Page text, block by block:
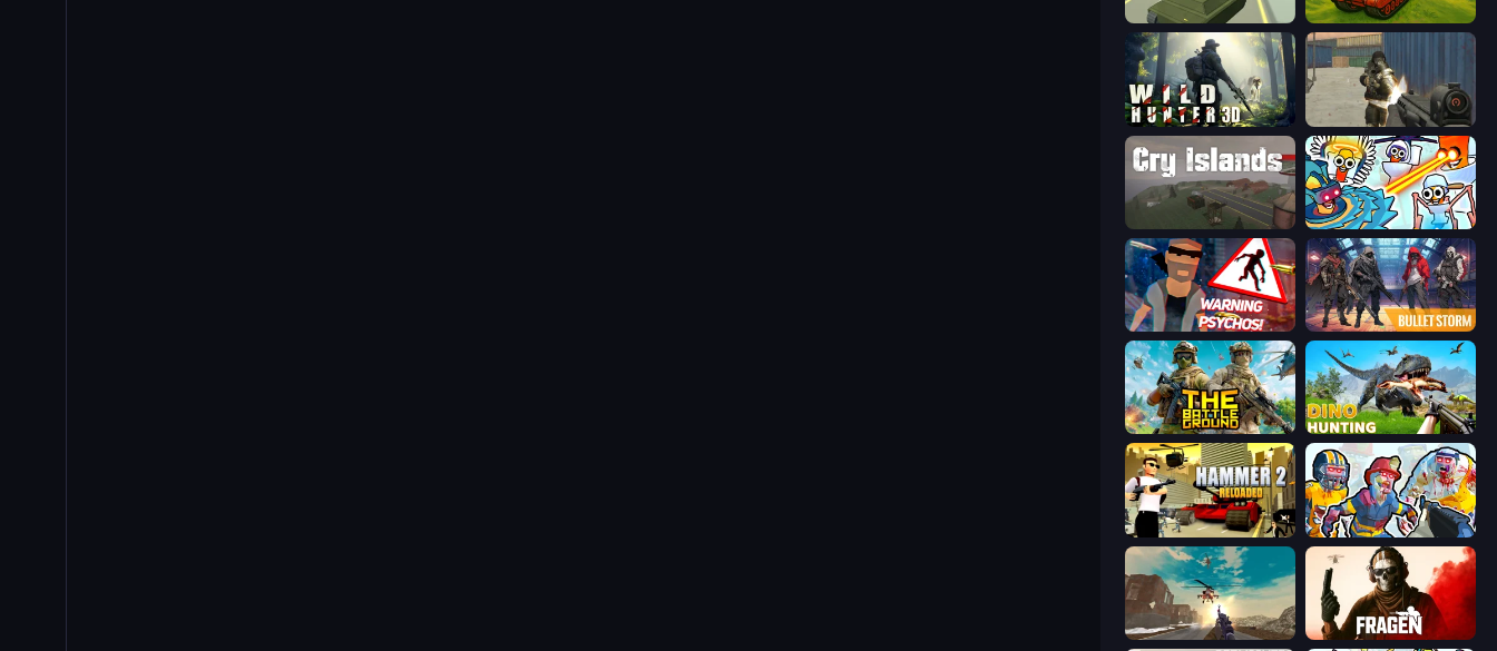
Secret Agent James Tanks 3D
Wild Hunter 3D Masked Forces
Toilets Worms Shooter
City of Psychos Bulletstorm
The Battleground Dino Hunting Jurassic World
Hammer 2 Zombies Shooter: Part 2
Grandfather Road Chase: Shooter Fragen